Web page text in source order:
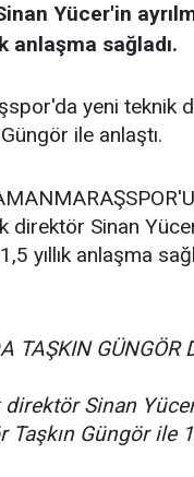
Yücer'in
anlaşma sağladı.
yeni
ile anlaştı.
Sinan
anlaşma
TAŞKIN GÜNGÖR
Sinan
Güngör ile